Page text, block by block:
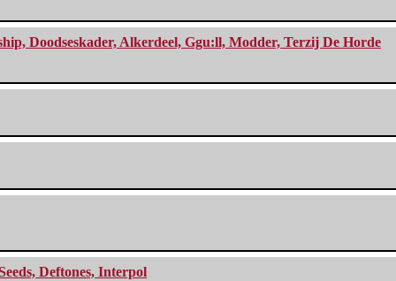
Doodseskader, Alkerdeel, Ggu:ll, Modder, Terzij De Horde
Deftones, Interpol